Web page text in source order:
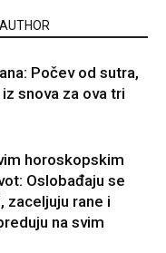
Počev od sutra,
snova za ova tri
horoskopskim
Oslobađaju se
rane i
na svim